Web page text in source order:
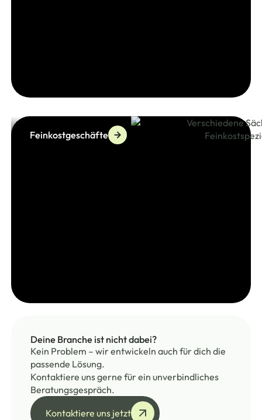
Feinkostgeschäfte
Deine Branche ist nicht dabei?
Kein Problem – wir entwickeln auch für dich die
passende Lösung.
Kontaktiere uns gerne für ein unverbindliches
Beratungsgespräch.
Kontaktiere uns jetzt
Kontaktiere uns jetzt